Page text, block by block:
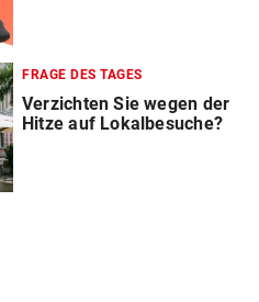
FRAGE DES TAGES
Verzichten Sie wegen der
Hitze auf Lokalbesuche?